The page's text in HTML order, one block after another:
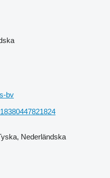
bv
Nederländska